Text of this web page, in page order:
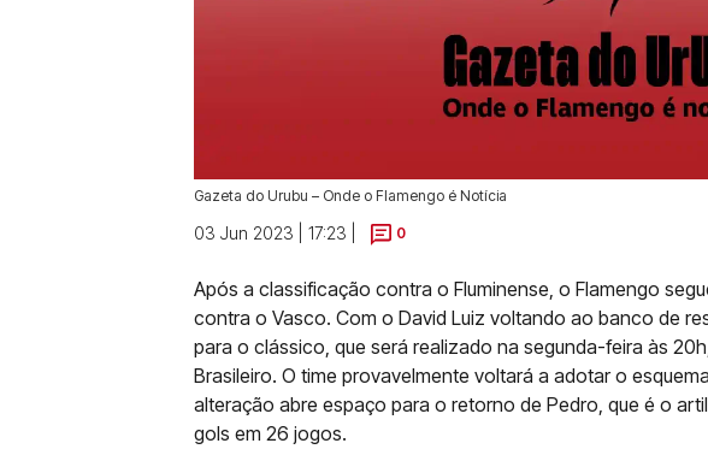
Gazeta do Urubu – Onde o Flamengo é Notícia
03 Jun 2023 | 17:23 | 0
Após a classificação contra o Fluminense, o Flamengo
contra o Vasco. Com o David Luiz voltando ao banco de
para o clássico, que será realizado na segunda-feira às
Brasileiro. O time provavelmente voltará a adotar o
alteração abre espaço para o retorno de Pedro, que é o
gols em 26 jogos.